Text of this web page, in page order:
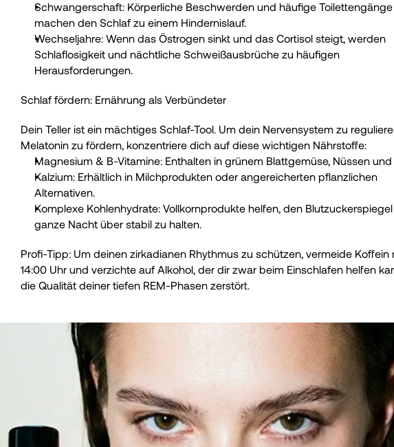
Schwangerschaft: Körperliche Beschwerden und häufige Toilettengänge
machen den Schlaf zu einem Hindernislauf.
Wechseljahre: Wenn das Östrogen sinkt und das Cortisol steigt, werden
Schlaflosigkeit und nächtliche Schweißausbrüche zu häufigen
Herausforderungen.
Schlaf fördern: Ernährung als Verbündeter
Dein Teller ist ein mächtiges Schlaf-Tool. Um dein Nervensystem zu
Melatonin zu fördern, konzentriere dich auf diese wichtigen Nährstoffe:
Magnesium & B-Vitamine: Enthalten in grünem Blattgemüse, Nüssen und
Kalzium: Erhältlich in Milchprodukten oder angereicherten pflanzlichen
Alternativen.
Komplexe Kohlenhydrate: Vollkornprodukte helfen, den
ganze Nacht über stabil zu halten.
Profi-Tipp: Um deinen zirkadianen Rhythmus zu schützen, vermeide Koffein
14:00 Uhr und verzichte auf Alkohol, der dir zwar beim Einschlafen helfen
die Qualität deiner tiefen REM-Phasen zerstört.